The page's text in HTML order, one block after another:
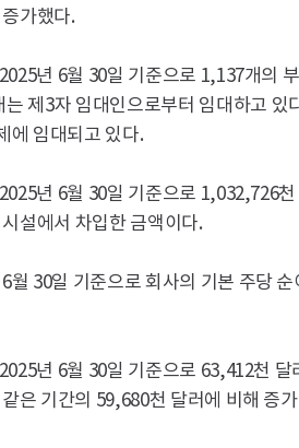
가했다.
년 6월 30일 기준으로 1,137개의
는 제3자 임대인으로부터 임대하고
에 임대되고 있다.
년 6월 30일 기준으로 1,032,726
설에서 차입한 금액이다.
월 30일 기준으로 회사의 기본 주당
년 6월 30일 기준으로 63,412천
은 기간의 59,680천 달러에 비해 증